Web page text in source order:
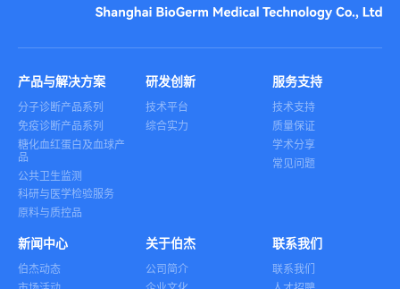
产品与解决方案
分子诊断产品系列
免疫诊断产品系列
糖化血红蛋白及血球产
品
公共卫生监测
科研与医学检验服务
原料与质控品
研发创新
技术平台
综合实力
服务支持
技术支持
质量保证
学术分享
常见问题
新闻中心
伯杰动态
关于伯杰
公司简介
联系我们
联系我们